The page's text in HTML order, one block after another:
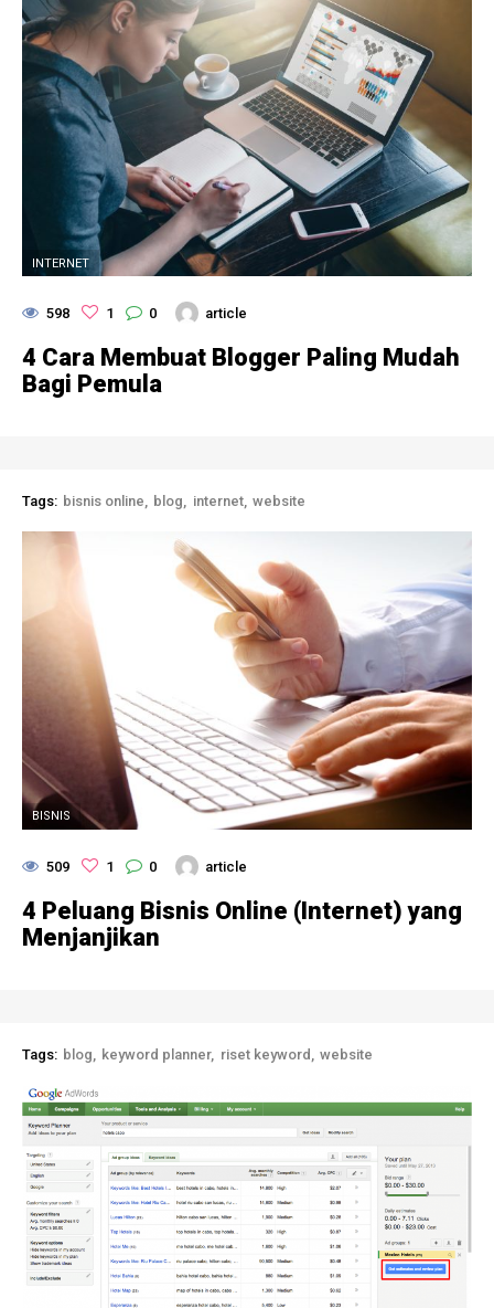
INTERNET
598 1 0 article
4 Cara Membuat Blogger Paling Mudah
Bagi Pemula
Tags: bisnis online blog internet website
BISNIS
509 1 0 article
4 Peluang Bisnis Online (Internet) yang
Menjanjikan
Tags: blog keyword planner riset keyword website